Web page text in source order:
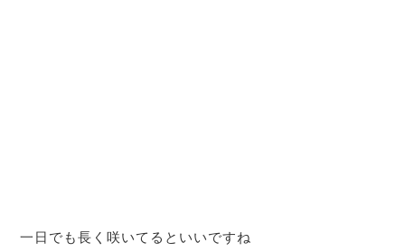
一日でも長く咲いてるといいですね